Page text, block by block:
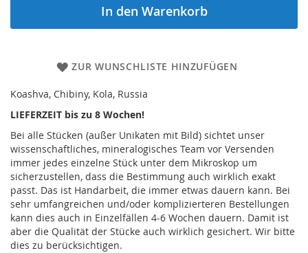
In den Warenkorb
ZUR WUNSCHLISTE HINZUFÜGEN
Koashva, Chibiny, Kola, Russia
LIEFERZEIT bis zu 8 Wochen!
Bei alle Stücken (außer Unikaten mit Bild) sichtet unser
wissenschaftliches, mineralogisches Team vor Versenden
immer jedes einzelne Stück unter dem Mikroskop um
sicherzustellen, dass die Bestimmung auch wirklich exakt
passt. Das ist Handarbeit, die immer etwas dauern kann. Bei
sehr umfangreichen und/oder komplizierteren Bestellungen
kann dies auch in Einzelfällen 4-6 Wochen dauern. Damit ist
aber die Qualität der Stücke auch wirklich gesichert. Wir bitte
dies zu berücksichtigen.